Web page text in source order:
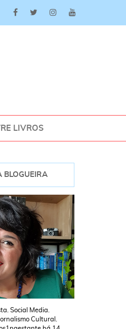
LIVROS
BLOGUEIRA
Social Media.
Cultural.